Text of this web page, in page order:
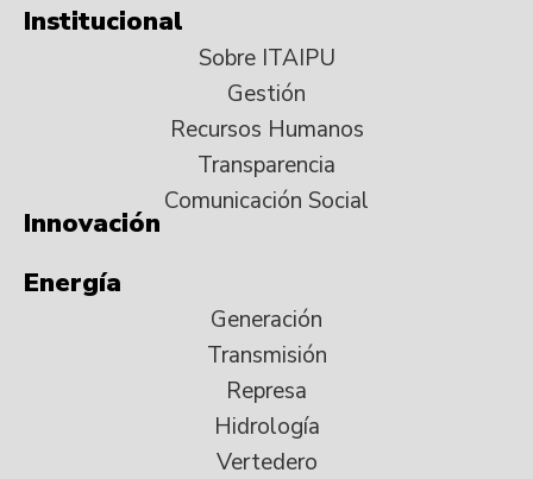
Institucional
Sobre ITAIPU
Gestión
Recursos Humanos
Transparencia
Comunicación Social
Innovación
Energía
Generación
Transmisión
Represa
Hidrología
Vertedero